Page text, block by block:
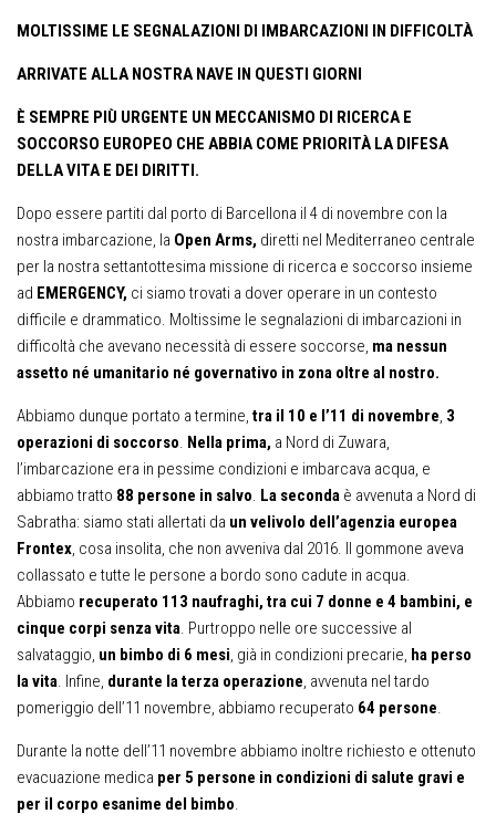
MOLTISSIME LE SEGNALAZIONI DI IMBARCAZIONI IN DIFFICOLTÀ
ARRIVATE ALLA NOSTRA NAVE IN QUESTI GIORNI
È SEMPRE PIÙ URGENTE UN MECCANISMO DI RICERCA E
SOCCORSO EUROPEO CHE ABBIA COME PRIORITÀ LA DIFESA
DELLA VITA E DEI DIRITTI.
Dopo essere partiti dal porto di Barcellona il 4 di novembre con la
nostra imbarcazione, la Open Arms, diretti nel Mediterraneo centrale
per la nostra settantottesima missione di ricerca e soccorso insieme
ad EMERGENCY, ci siamo trovati a dover operare in un contesto
difficile e drammatico. Moltissime le segnalazioni di imbarcazioni in
difficoltà che avevano necessità di essere soccorse, ma nessun
assetto né umanitario né governativo in zona oltre al nostro.
Abbiamo dunque portato a termine, tra il 10 e l’11 di novembre, 3
operazioni di soccorso. Nella prima, a Nord di Zuwara,
l’imbarcazione era in pessime condizioni e imbarcava acqua, e
abbiamo tratto 88 persone in salvo. La seconda è avvenuta a Nord di
Sabratha: siamo stati allertati da un velivolo dell’agenzia europea
Frontex, cosa insolita, che non avveniva dal 2016. Il gommone aveva
collassato e tutte le persone a bordo sono cadute in acqua.
Abbiamo recuperato 113 naufraghi, tra cui 7 donne e 4 bambini, e
cinque corpi senza vita. Purtroppo nelle ore successive al
salvataggio, un bimbo di 6 mesi, già in condizioni precarie, ha perso
la vita. Infine, durante la terza operazione, avvenuta nel tardo
pomeriggio dell’11 novembre, abbiamo recuperato 64 persone.
Durante la notte dell’11 novembre abbiamo inoltre richiesto e ottenuto
evacuazione medica per 5 persone in condizioni di salute gravi e
per il corpo esanime del bimbo.